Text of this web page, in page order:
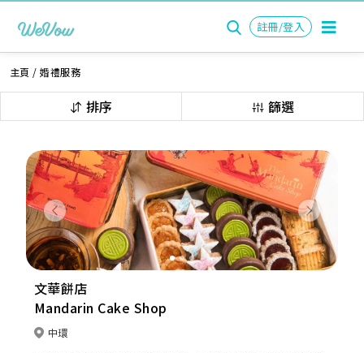
註冊/登入
主頁 /婚禮服務
排序 篩選
Previous Next
文華餅店
Mandarin Cake Shop
中環